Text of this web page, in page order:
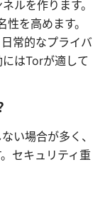
ルを作ります。
を高めます。
常的なプライバ
はTorが適して
い場合が多く、
セキュリティ重